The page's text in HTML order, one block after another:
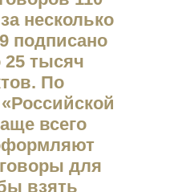
несколько
подписано
25 тысяч
По
всего
для
взять